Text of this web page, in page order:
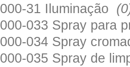
000-31 Iluminação
000-033 Spray para
000-034 Spray
000-035 Spray de